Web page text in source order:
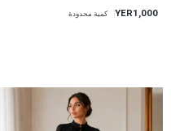
YER1,000 كمية محدودة